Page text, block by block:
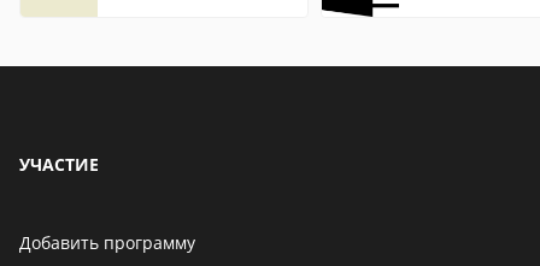
УЧАСТИЕ
Добавить программу